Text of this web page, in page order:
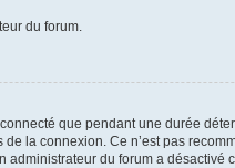
du forum.
que pendant une durée
de la connexion. Ce n’est pas
administrateur du forum a désactivé